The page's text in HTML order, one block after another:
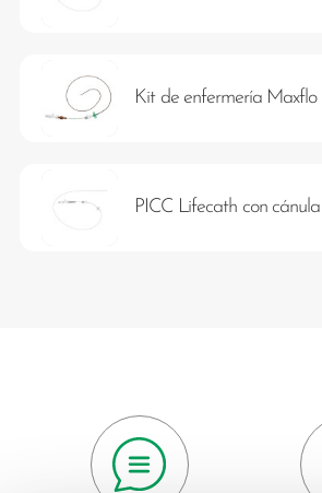
Kit de enfermería Maxflo
PICC Lifecath con